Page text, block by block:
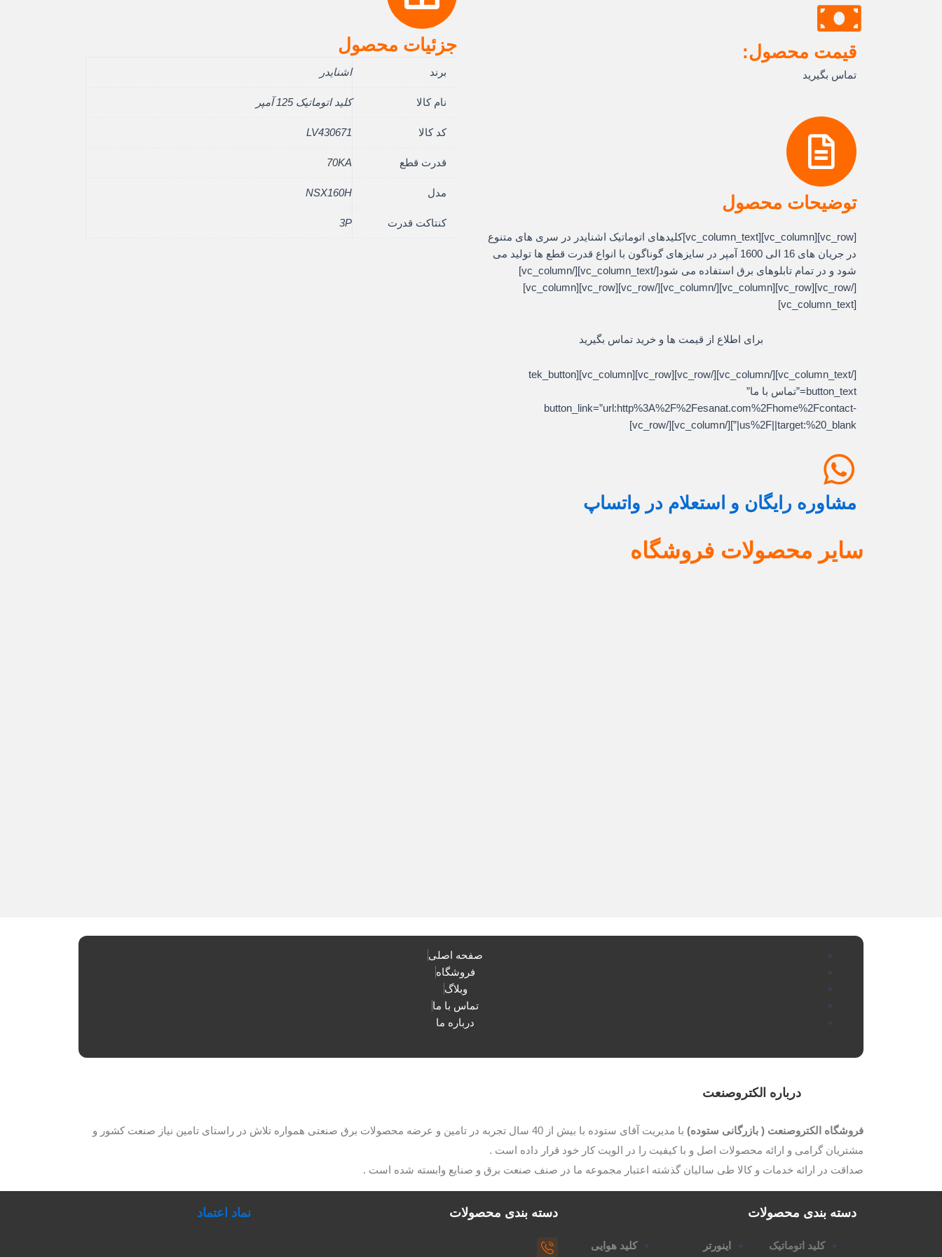
قیمت محصول:
تماس بگیرید
توضیحات محصول
[vc_row][vc_column][vc_column_text]کلیدهای اتوماتیک اشنایدر در سری های متنوع
در جریان های 16 الی 1600 آمپر در سایزهای گوناگون با انواع قدرت قطع ها تولید می
شود و در تمام تابلوهای برق استفاده می شود[/vc_column_text][/vc_column]
[/vc_row][vc_row][vc_column][/vc_column][/vc_row][vc_row][vc_column]
[vc_column_text]
برای اطلاع از قیمت ها و خرید تماس بگیرید
[/vc_column_text][/vc_column][/vc_row][vc_row][vc_column][tek_button
button_text=”تماس با ما”
button_link=”url:http%3A%2F%2Fesanat.com%2Fhome%2Fcontact-
us%2F||target:%20_blank|”][/vc_column][/vc_row]
مشاوره رایگان و استعلام در واتساپ
جزئیات محصول
برند اشنایدر
نام کالا کلید اتوماتیک 125 آمپر
کد کالا LV430671
قدرت قطع 70KA
مدل NSX160H
کنتاکت قدرت 3P
سایر محصولات فروشگاه
صفحه اصلی
فروشگاه
وبلاگ
تماس با ما
درباره ما
درباره الکتروصنعت
فروشگاه الکتروصنعت ( بازرگانی ستوده)
با مدیریت آقای ستوده با بیش از 40 سال تجربه در تامین و عرضه محصولات برق صنعتی همواره تلاش در راستای تامین نیاز صنعت کشور و
مشتریان گرامی و ارائه محصولات اصل و با کیفیت را در الویت کار خود قرار داده است .
صداقت در ارائه خدمات و کالا طی سالیان گذشته اعتبار مجموعه ما در صنف صنعت برق و صنایع وابسته شده است .
دسته بندی محصولات
کلید اتوماتیک اینورتر کلید هوایی
دسته بندی محصولات نماد اعتماد